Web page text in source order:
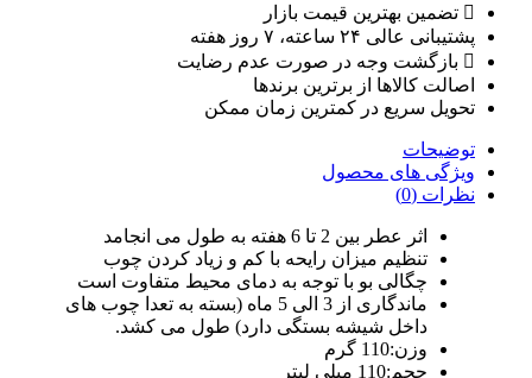
تضمین بهترین قیمت بازار
پشتیبانی عالی ۲۴ ساعته، ۷ روز هفته
بازگشت وجه در صورت عدم رضایت
اصالت کالاها از برترین برندها
تحویل سریع در کمترین زمان ممکن
توضیحات
ویژگی های محصول
نظرات (0)
اثر عطر بین 2 تا 6 هفته به طول می انجامد
تنظیم میزان رایحه با کم و زیاد کردن چوب
چگالی بو با توجه به دمای محیط متفاوت است
ماندگاری از 3 الی 5 ماه (بسته به تعدا چوب های
داخل شیشه بستگی دارد) طول می کشد.
وزن:110 گرم
حجم:110 میلی لیتر